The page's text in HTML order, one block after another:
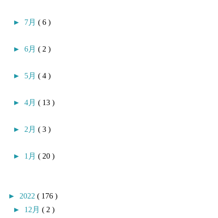
► 7月 ( 6 )
► 6月 ( 2 )
► 5月 ( 4 )
► 4月 ( 13 )
► 2月 ( 3 )
► 1月 ( 20 )
► 2022 ( 176 )
► 12月 ( 2 )